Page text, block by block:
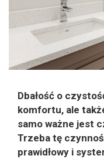
Dbałość o
komfortu, ale
samo ważne jest
Trzeba tę
prawidłowy i